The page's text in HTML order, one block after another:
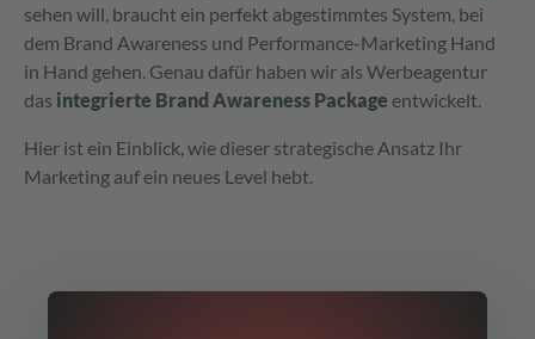
sehen will, braucht ein perfekt abgestimmtes System, bei
dem Brand Awareness und Performance-Marketing Hand
in Hand gehen. Genau dafür haben wir als Werbeagentur
das integrierte Brand Awareness Package entwickelt.
Hier ist ein Einblick, wie dieser strategische Ansatz Ihr
Marketing auf ein neues Level hebt.